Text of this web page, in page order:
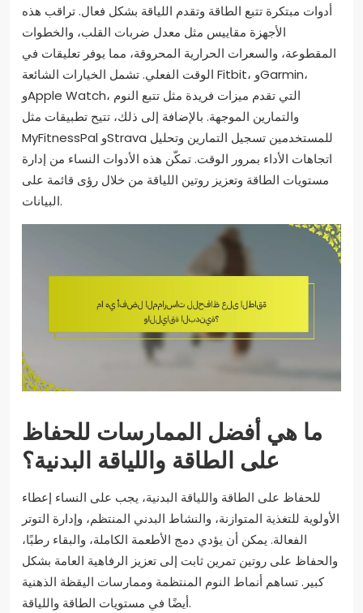
أدوات مبتكرة تتبع الطاقة وتقدم اللياقة بشكل فعال. تراقب هذه
الأجهزة مقاييس مثل معدل ضربات القلب، والخطوات
المقطوعة، والسعرات الحرارية المحروقة، مما يوفر تعليقات في
الوقت الفعلي. تشمل الخيارات الشائعة Fitbit، وGarmin،
وApple Watch، التي تقدم ميزات فريدة مثل تتبع النوم
والتمارين الموجهة. بالإضافة إلى ذلك، تتيح تطبيقات مثل
MyFitnessPal وStrava للمستخدمين تسجيل التمارين وتحليل
اتجاهات الأداء بمرور الوقت. تمكّن هذه الأدوات النساء من إدارة
مستويات الطاقة وتعزيز روتين اللياقة من خلال رؤى قائمة على
البيانات.
ما هي أفضل الممارسات للحفاظ
على الطاقة واللياقة البدنية؟
للحفاظ على الطاقة واللياقة البدنية، يجب على النساء إعطاء
الأولوية للتغذية المتوازنة، والنشاط البدني المنتظم، وإدارة التوتر
الفعالة. يمكن أن يؤدي دمج الأطعمة الكاملة، والبقاء رطبًا،
والحفاظ على روتين تمرين ثابت إلى تعزيز الرفاهية العامة بشكل
كبير. تساهم أنماط النوم المنتظمة وممارسات اليقظة الذهنية
أيضًا في مستويات الطاقة واللياقة.